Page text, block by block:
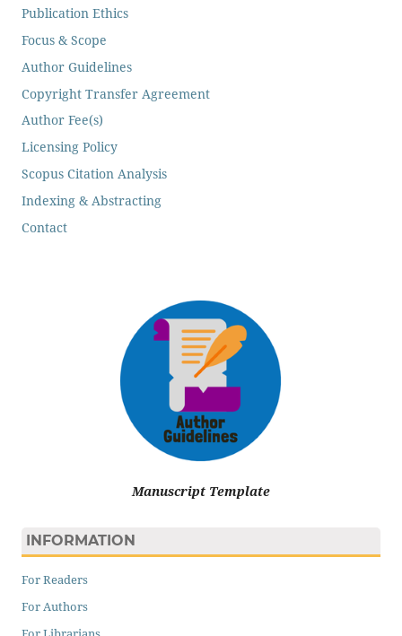
Publication Ethics
Focus & Scope
Author Guidelines
Copyright Transfer Agreement
Author Fee(s)
Licensing Policy
Scopus Citation Analysis
Indexing & Abstracting
Contact
Manuscript Template
INFORMATION
For Readers
For Authors